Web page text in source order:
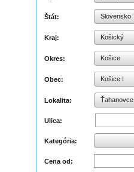
Štát: Slovensko
Kraj: Košický
Okres: Košice
Obec: Košice I
Lokalita: Ťahanovce
Ulica:
Kategória:
Cena od: